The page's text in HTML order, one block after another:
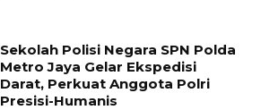
Sekolah Polisi Negara SPN Polda
Metro Jaya Gelar Ekspedisi
Darat, Perkuat Anggota Polri
Presisi-Humanis